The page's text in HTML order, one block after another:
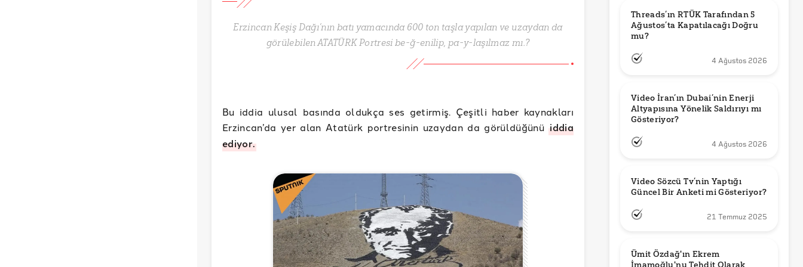
Erzincan Keşiş Dağı’nın batı yamacında 600 ton taşla yapılan ve uzaydan da
görülebilen ATATÜRK Portresi be-ğ-enilip, pa-y-laşılmaz mı.?
Bu iddia ulusal basında oldukça ses getirmiş. Çeşitli haber kaynakları
Erzincan’da yer alan Atatürk portresinin uzaydan da görüldüğünüiddia
ediyor.
Threads’ın RTÜK Tarafından 5
Ağustos’ta Kapatılacağı Doğru
mu?
4 Ağustos 2026
Video İran’ın Dubai’nin Enerji
Altyapısına Yönelik Saldırıyı mı
Gösteriyor?
4 Ağustos 2026
Video Sözcü Tv’nin Yaptığı
Güncel Bir Anketi mi Gösteriyor?
21 Temmuz 2025
Ümit Özdağ'ın Ekrem
İmamoğlu'nu Tehdit Olarak